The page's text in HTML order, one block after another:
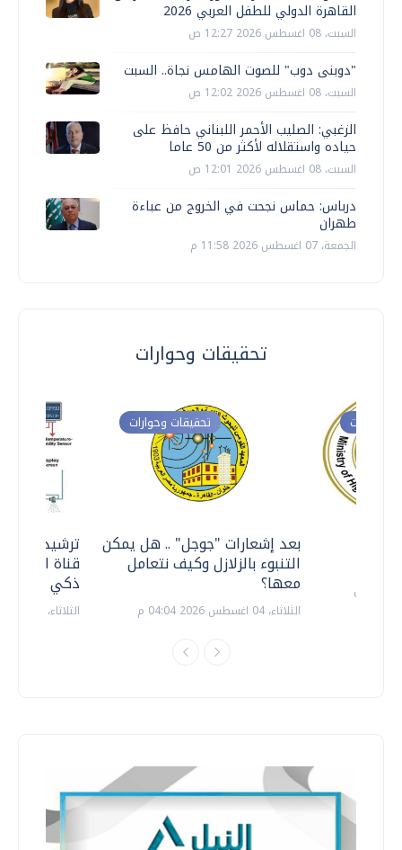
القاهرة الدولي للطفل العربي 2026
السبت، 08 اغسطس 2026 12:27 ص
"دوبنى دوب" للصوت الهامس نجاة.. السبت
السبت، 08 اغسطس 2026 12:02 ص
الزغبي: الصليب الأحمر اللبناني حافظ على
حياده واستقلاله لأكثر من 50 عاما
السبت، 08 اغسطس 2026 12:01 ص
درباس: حماس نجحت في الخروج من عباءة
طهران
الجمعة، 07 اغسطس 2026 11:58 م
تحقيقات وحوارات
ترشيدا
قناة
ذكي
الثلاثاء، 14 يوليو 2026 06:11 م
تحقيقات وحوارات
بعد إشعارات "جوجل" .. هل يمكن
التنبوء بالزلازل وكيف نتعامل
معها؟
الثلاثاء، 04 اغسطس 2026 04:04 م
وحوارات